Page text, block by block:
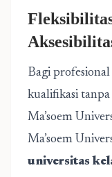
Bagi
kualifikasi
Ma’soem
Ma’soem
universitas